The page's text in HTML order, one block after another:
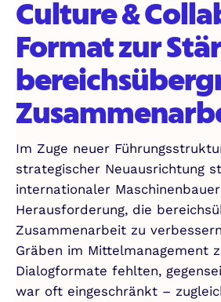
Culture &
Format zur
Im Zuge neuer
strategischer Neuausrichtung
internationaler
Herausforderung, die
Zusammenarbeit zu
Gräben im Mittelmanagement
Dialogformate fehlten,
war oft eingeschränkt –